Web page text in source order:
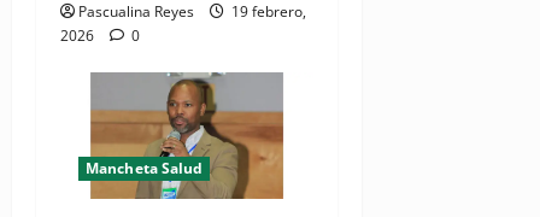
Pascualina Reyes
19 febrero,
2026
0
Mancheta Salud